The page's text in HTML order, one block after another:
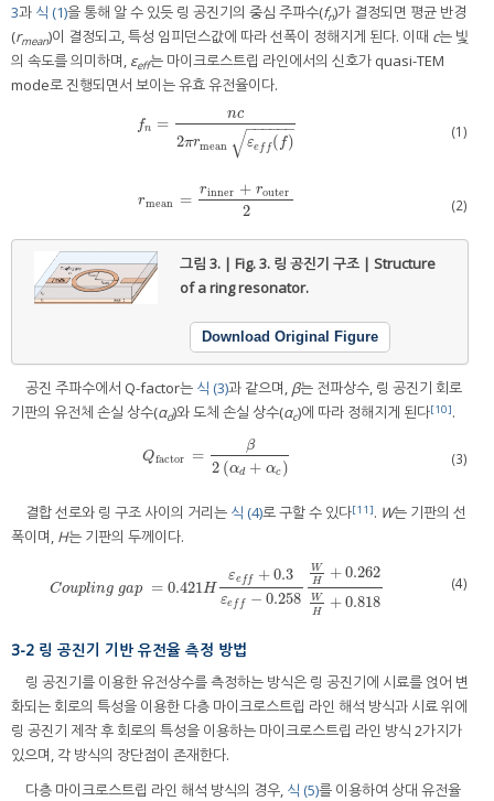
3과 식 (1)을 통해 알 수 있듯 링 공진기의 중심 주파수(fn)가 결정되면 평균 반경
(rmean)이 결정되고, 특성 임피던스값에 따라 선폭이 정해지게 된다. 이때 c는 빛
의 속도를 의미하며, εeff는 마이크로스트립 라인에서의 신호가 quasi-TEM
mode로 진행되면서 보이는 유효 유전율이다.
fn =
nc
2πrmean εe ff ( f)
− −
−−−−
√
n= nc2πrmeanεef(f) (1)
rmean =
rinner + router
2
rmean= rinner+router2 (2)
그림 3. | Fig. 3. 링 공진기 구조 | Structure
of a ring resonator.
Download Original Figure
공진 주파수에서 Q-factor는 식 (3)과 같으며, β는 전파상수, 링 공진기 회로
기판의 유전체 손실 상수(αd)와 도체 손실 상수(αc)에 따라 정해지게 된다[10].
Qfactor =
β
2 (αd + αc )
Qfactor =β2(αd+αc) (3)
결합 선로와 링 구조 사이의 거리는 식 (4)로 구할 수 있다[11]. W는 기판의 선
폭이며, H는 기판의 두께이다.
Coupling gap = 0.421H
εeff +0.3
εe ff − 0.258
W
H
+ 0.262
W
H
+ 0.818
Couplingg ap=0.421Hεef+0.3εef−0.258WH+0.262WH+ (4)
3-2 링 공진기 기반 유전율 측정 방법
링 공진기를 이용한 유전상수를 측정하는 방식은 링 공진기에 시료를 얹어 변
화되는 회로의 특성을 이용한 다층 마이크로스트립 라인 해석 방식과 시료 위에
링 공진기 제작 후 회로의 특성을 이용하는 마이크로스트립 라인 방식 2가지가
있으며, 각 방식의 장단점이 존재한다.
다층 마이크로스트립 라인 해석 방식의 경우, 식 (5)를 이용하여 상대 유전율